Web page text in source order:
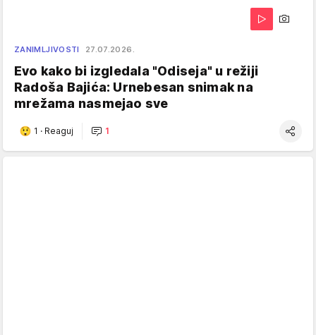
ZANIMLJIVOSTI 27.07.2026.
Evo kako bi izgledala "Odiseja" u režiji
Radoša Bajića: Urnebesan snimak na
mrežama nasmejao sve
1 · Reaguj 1